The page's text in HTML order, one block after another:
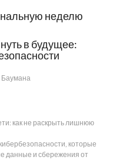
неделю
в будущее:
Баумана
как не раскрыть лишнюю
которые
данные и сбережения от